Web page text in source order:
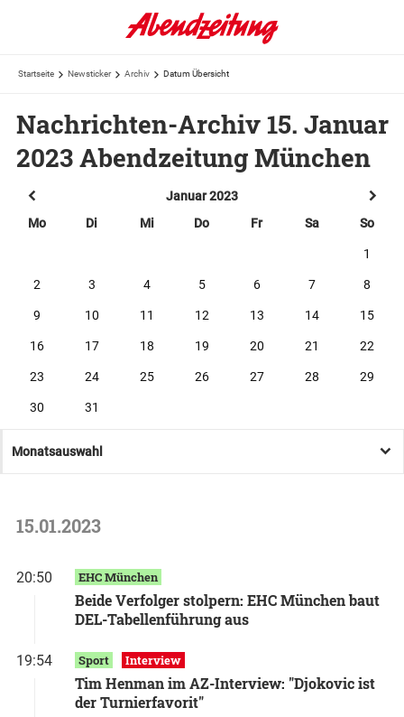
Startseite Newsticker Archiv Datum Übersicht
Nachrichten-Archiv 15. Januar
2023 Abendzeitung München
15.01.2023
20:50 EHC München
Beide Verfolger stolpern: EHC München baut
DEL-Tabellenführung aus
19:54 Sport Interview
Tim Henman im AZ-Interview: "Djokovic ist
der Turnierfavorit"
Januar 2023
Mo
Di Mi Do Fr Sa So
1
2 3 4 5 6 7 8
9 10 11 12 13 14 15
16 17 18 19 20 21 22
23 24 25 26 27 28 29
30 31
Monatsauswahl